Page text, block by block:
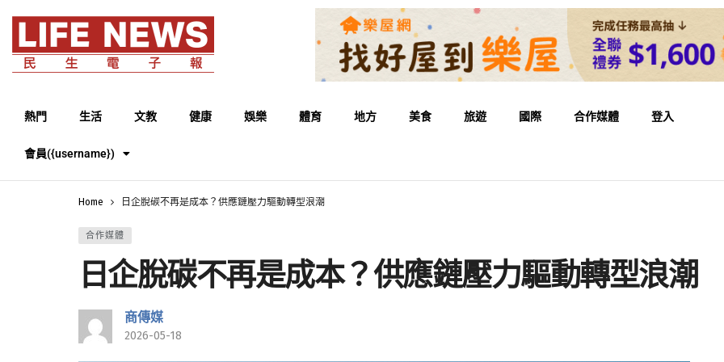
熱門 生活 文教 健康 娛樂 體育 地方 美食 旅遊 國際 合作媒體 登入
會員({username})
Home 日企脫碳不再是成本？供應鏈壓力驅動轉型浪潮
合作媒體
日企脫碳不再是成本？供應鏈壓力驅動轉型浪潮
商傳媒
2026-05-18